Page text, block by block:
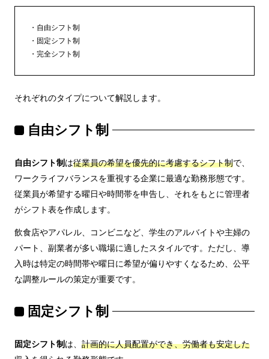
自由シフト制
固定シフト制
完全シフト制
それぞれのタイプについて解説します。
自由シフト制
自由シフト制は従業員の希望を優先的に考慮するシフト制で、
ワークライフバランスを重視する企業に最適な勤務形態です。
従業員が希望する曜日や時間帯を申告し、それをもとに管理者
がシフト表を作成します。
飲食店やアパレル、コンビニなど、学生のアルバイトや主婦の
パート、副業者が多い職場に適したスタイルです。ただし、導
入時は特定の時間帯や曜日に希望が偏りやすくなるため、公平
な調整ルールの策定が重要です。
固定シフト制
固定シフト制は、 計画的に人員配置ができ、労働者も安定した